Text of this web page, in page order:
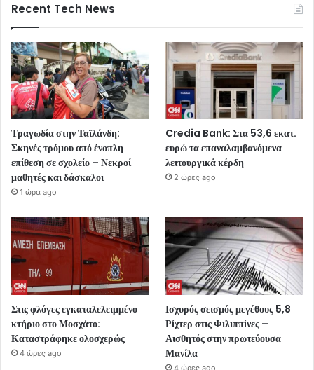
Recent Tech News
Τραγωδία στην Ταϊλάνδη:
Σκηνές τρόμου από ένοπλη
επίθεση σε σχολείο – Νεκροί
μαθητές και δάσκαλοι
1 ώρα ago
Credia Bank: Στα 53,6 εκατ.
ευρώ τα επαναλαμβανόμενα
λειτουργικά κέρδη
2 ώρες ago
Στις φλόγες εγκαταλελειμμένο
κτήριο στο Μοσχάτο:
Καταστράφηκε ολοσχερώς
4 ώρες ago
Ισχυρός σεισμός μεγέθους 5,8
Ρίχτερ στις Φιλιππίνες –
Αισθητός στην πρωτεύουσα
Μανίλα
4 ώρες ago